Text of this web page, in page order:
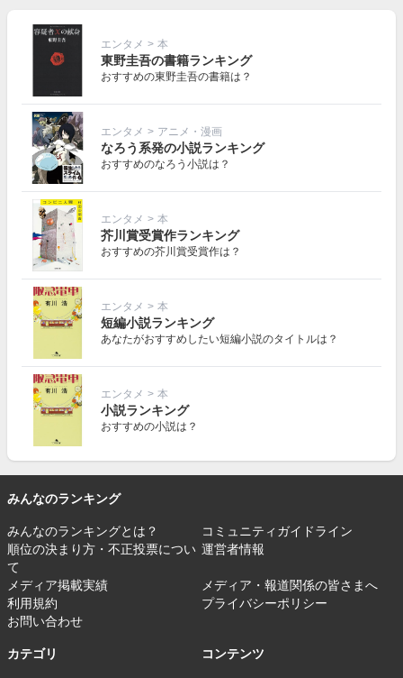
エンタメ > 本
東野圭吾の書籍ランキング
おすすめの東野圭吾の書籍は？
エンタメ > アニメ・漫画
なろう系発の小説ランキング
おすすめのなろう小説は？
エンタメ > 本
芥川賞受賞作ランキング
おすすめの芥川賞受賞作は？
エンタメ > 本
短編小説ランキング
あなたがおすすめしたい短編小説のタイトルは？
エンタメ > 本
小説ランキング
おすすめの小説は？
みんなのランキング
みんなのランキングとは？
コミュニティガイドライン
順位の決まり方・不正投票につい
て
運営者情報
メディア掲載実績
メディア・報道関係の皆さまへ
利用規約
プライバシーポリシー
お問い合わせ
カテゴリ コンテンツ